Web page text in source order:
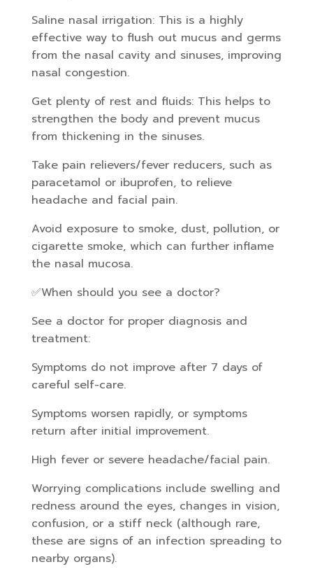
Saline nasal irrigation: This is a highly
effective way to flush out mucus and germs
from the nasal cavity and sinuses, improving
nasal congestion.
Get plenty of rest and fluids: This helps to
strengthen the body and prevent mucus
from thickening in the sinuses.
Take pain relievers/fever reducers, such as
paracetamol or ibuprofen, to relieve
headache and facial pain.
Avoid exposure to smoke, dust, pollution, or
cigarette smoke, which can further inflame
the nasal mucosa.
✅When should you see a doctor?
See a doctor for proper diagnosis and
treatment:
Symptoms do not improve after 7 days of
careful self-care.
Symptoms worsen rapidly, or symptoms
return after initial improvement.
High fever or severe headache/facial pain.
Worrying complications include swelling and
redness around the eyes, changes in vision,
confusion, or a stiff neck (although rare,
these are signs of an infection spreading to
nearby organs).